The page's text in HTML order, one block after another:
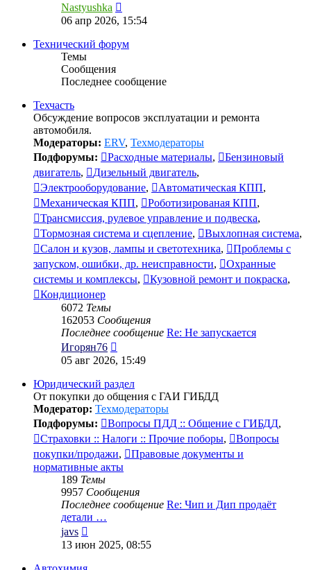
Nastyushka
к
сообщению
06 апр 2026, 15:54
Технический форум
Темы
Сообщения
Последнее сообщение
Техчасть
Обсуждение вопросов эксплуатации и ремонта
автомобиля.
Модераторы: ERV, Техмодераторы
Подфорумы:
Расходные материалы,
Бензиновый
двигатель, Дизельный двигатель,
Электрооборудование, Автоматическая КПП,
Механическая КПП, Роботизированая КПП,
Трансмиссия, рулевое управление и подвеска,
Тормозная система и сцепление, Выхлопная система,
Салон и кузов, лампы и светотехника,
Проблемы с
запуском, ошибки, др. неисправности,
Охранные
системы и комплексы, Кузовной ремонт и покраска,
Кондиционер
6072 Темы
162053 Сообщения
Последнее сообщение Re: Не запускается
Игорян76
к
сообщению
05 авг 2026, 15:49
Юридический раздел
От покупки до общения с ГАИ ГИБДД
Модератор: Техмодераторы
Подфорумы:
Вопросы ПДД :: Общение с ГИБДД,
Страховки :: Налоги :: Прочие поборы,
Вопросы
покупки/продажи,
Правовые документы и
нормативные акты
189 Темы
9957 Сообщения
Последнее сообщение Re: Чип и Дип продаёт
детали …
javs
к
13 июн 2025, 08:55